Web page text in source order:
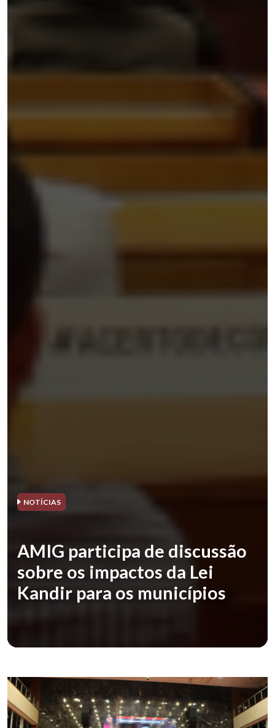
NOTÍCIAS
AMIG participa de discussão
sobre os impactos da Lei
Kandir para os municípios